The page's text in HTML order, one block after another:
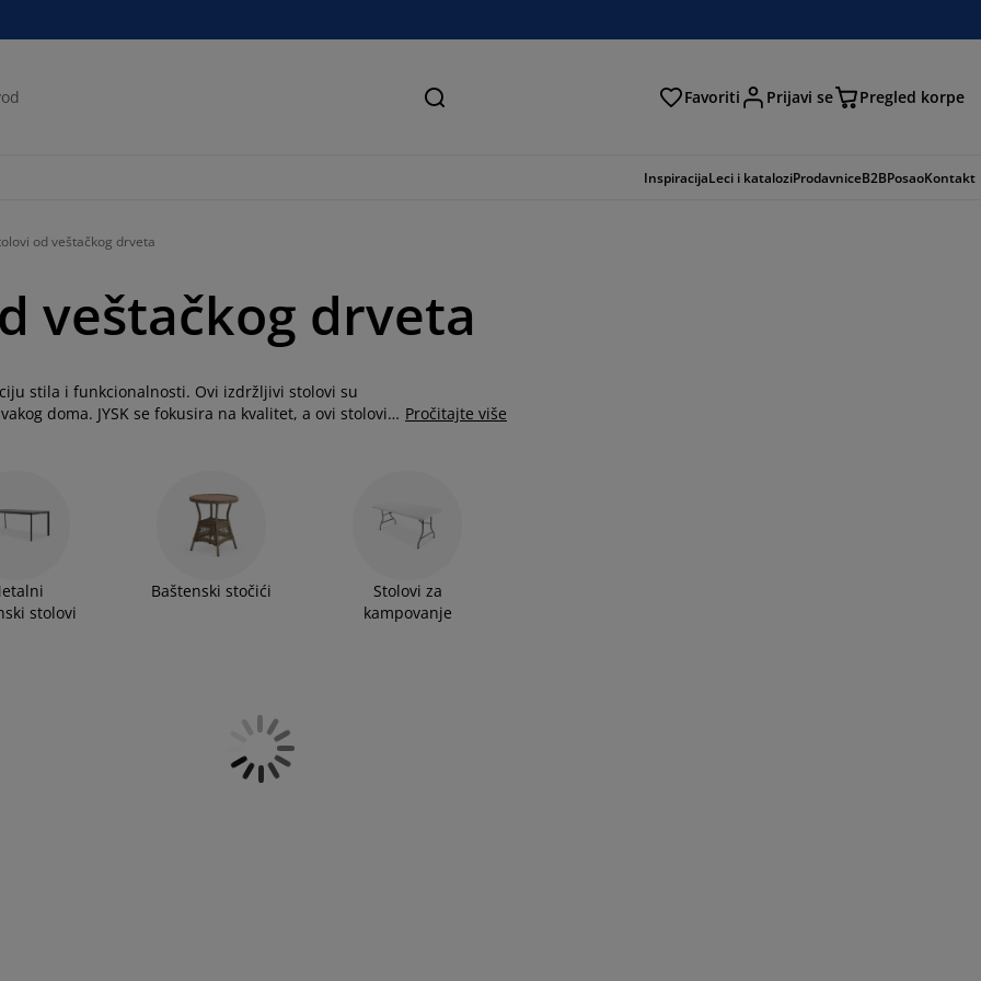
Pretraga Favoriti Prijavi se Pregled korpe
InspiracijaLeci i kataloziProdavniceB2BPosaoKontakt
od veštačkog drveta
veštačkog drveta
stila i funkcionalnosti. Ovi izdržljivi stolovi su
doma. JYSK se fokusira na kvalitet, a ovi stolovi
izdržljivi i praktični. Oni su centralna tačka za
su za porodične obroke, druženja s prijateljima
skladištenje i prilagodbu, što je posebno korisno u
Pročitajte više
stolovi
Baštenski stočići
Stolovi za
kampovanje